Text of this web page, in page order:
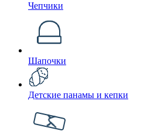
Чепчики
Шапочки
Детские панамы и кепки